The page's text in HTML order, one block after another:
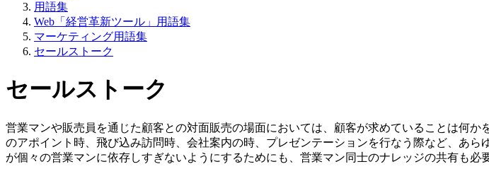
用語集
Web「経営革新ツール」用語集
マーケティング用語集
セールストーク
セールストーク
営業マンや販売員を通じた顧客との対面販売の場面においては、顧客が求めていることは何
のアポイント時、飛び込み訪問時、会社案内の時、プレゼンテーションを行なう際など、あ
が個々の営業マンに依存しすぎないようにするためにも、営業マン同士のナレッジの共有も必